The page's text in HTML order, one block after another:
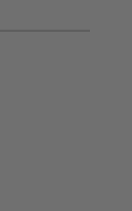
5 von 5 Sternen